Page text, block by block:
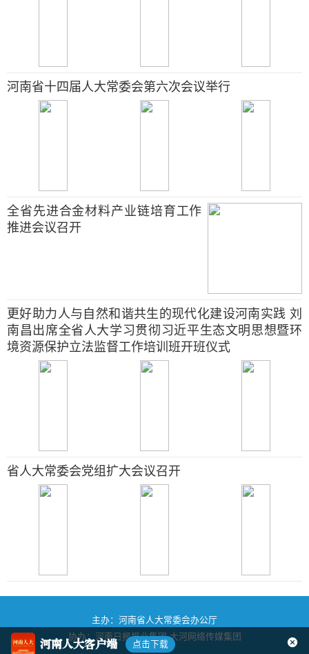
河南省十四届人大常委会第六次会议举行
全省先进合金材料产业链培育工作
推进会议召开
更好助力人与自然和谐共生的现代化建设河南实践 刘
南昌出席全省人大学习贯彻习近平生态文明思想暨环
境资源保护立法监督工作培训班开班仪式
省人大常委会党组扩大会议召开
主办：河南省人大常委会办公厅
协办：河南日报报业集团大河网络传媒集团
河南人大客户端 点击下载